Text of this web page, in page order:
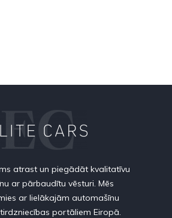
atrast un piegādāt kvalitatīvu
ar pārbaudītu vēsturi. Mēs
ar lielākajām automašīnu
portāliem Eiropā.